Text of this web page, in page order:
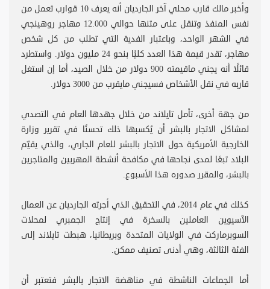
وأخبر مالك قارب محلي آخر الجارديان أنه يعرف 10 قوارب تعمل من
نفس المنفذ وتنقل على متنها حوالي 12.000 مهاجر روهينجي
في الشهر الواحد، وباعتبار الفدية التي تطلب من كل شخص
مهاجر، تقدر قيمة هذا العدد كليًا بنحو 24 مليون دولار. واستطرد
قائلًا أنه يجني ماقيمته 900 دولار من خلال الصيد، أما إن استغل
قاربه في نقل الأشخاص فسيجني مايقرب من 3000 دولار.
من جهة أخرى، تأمل تايلاند من خلال جهدها العام في التصدي
لمشاكل الاتجار بالبشر أن يُكسبها ذلك تحسنًا في تقرير وزارة
الخارجية الأمريكية حول الاتجار بالبشر للعام الجاري، والذي يقيّم
البلاد تبعًا لمدى نجاحها في مكافحة أنشطة المهربين والمتاجرين
بالبشر، والمقرر صدوره هذا الأسبوع.
كذلك في عام 2014، في التحقيق الذي أجرته الجارديان عن العمال
الآسيوين العاملين بالسخرة في إنتاج الجمبري لمحلات
السوبرماركت في الولايات المتحدة وبريطانيا، هبطت تايلاند إلى
الفئة الثالثة، وهي أدنى تصنيف ممكن.
أما الجماعات الناشطة في مناهضة الاتجار بالبشر فتعتبر أن